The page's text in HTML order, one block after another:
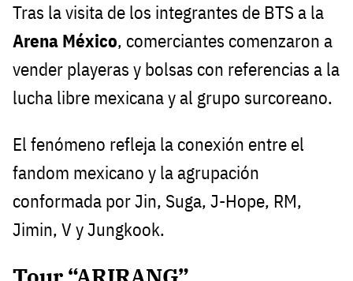
Tras la visita de los integrantes de BTS a la
Arena México, comerciantes comenzaron a
vender playeras y bolsas con referencias a la
lucha libre mexicana y al grupo surcoreano.
El fenómeno refleja la conexión entre el
fandom mexicano y la agrupación
conformada por Jin, Suga, J-Hope, RM,
Jimin, V y Jungkook.